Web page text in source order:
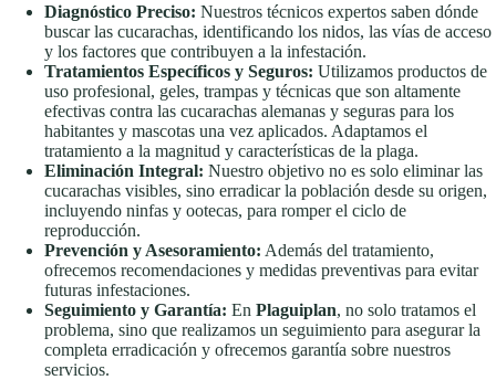
Diagnóstico Preciso: Nuestros técnicos expertos saben dónde
buscar las cucarachas, identificando los nidos, las vías de acceso
y los factores que contribuyen a la infestación.
Tratamientos Específicos y Seguros: Utilizamos productos de
uso profesional, geles, trampas y técnicas que son altamente
efectivas contra las cucarachas alemanas y seguras para los
habitantes y mascotas una vez aplicados. Adaptamos el
tratamiento a la magnitud y características de la plaga.
Eliminación Integral: Nuestro objetivo no es solo eliminar las
cucarachas visibles, sino erradicar la población desde su origen,
incluyendo ninfas y ootecas, para romper el ciclo de
reproducción.
Prevención y Asesoramiento: Además del tratamiento,
ofrecemos recomendaciones y medidas preventivas para evitar
futuras infestaciones.
Seguimiento y Garantía: En Plaguiplan, no solo tratamos el
problema, sino que realizamos un seguimiento para asegurar la
completa erradicación y ofrecemos garantía sobre nuestros
servicios.